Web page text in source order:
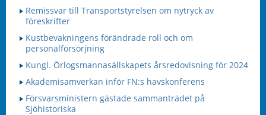
Remissvar till Transportstyrelsen om nytryck av
föreskrifter
Kustbevakningens förändrade roll och om
personalförsörjning
Kungl. Örlogsmannasällskapets årsredovisning för 2024
Akademisamverkan inför FN:s havskonferens
Försvarsministern gästade sammanträdet på
Sjöhistoriska